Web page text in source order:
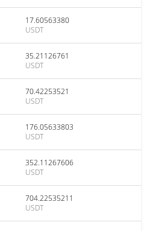
17.60563380
USDT
35.21126761
USDT
70.42253521
USDT
176.05633803
USDT
352.11267606
USDT
704.22535211
USDT